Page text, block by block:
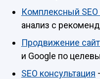
Комплексный SEO
анализ с
Продвижение
и Google по
SEO консультация